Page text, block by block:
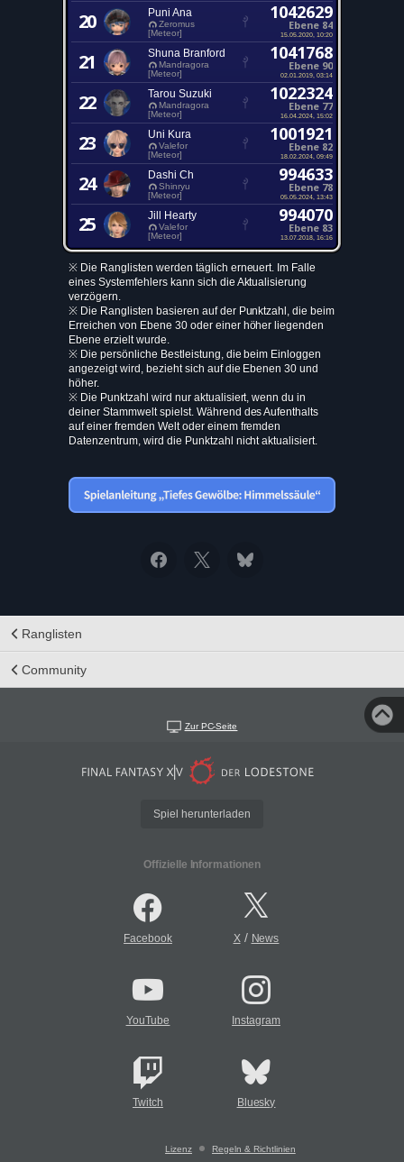
20 Puni Ana
Zeromus
[Meteor]
1042629
Ebene 84
15.05.2020, 10:20
21 Shuna Branford
Mandragora
[Meteor]
1041768
Ebene 90
02.01.2019, 03:14
22 Tarou Suzuki
Mandragora
[Meteor]
1022324
Ebene 77
16.04.2024, 15:02
23 Uni Kura
Valefor
[Meteor]
1001921
Ebene 82
18.02.2024, 09:49
24 Dashi Ch
Shinryu
[Meteor]
994633
Ebene 78
05.05.2024, 13:43
25 Jill Hearty
Valefor
[Meteor]
994070
Ebene 83
13.07.2018, 16:16
※ Die Ranglisten werden täglich erneuert. Im Falle
eines Systemfehlers kann sich die Aktualisierung
verzögern.
※ Die Ranglisten basieren auf der Punktzahl, die beim
Erreichen von Ebene 30 oder einer höher liegenden
Ebene erzielt wurde.
※ Die persönliche Bestleistung, die beim Einloggen
angezeigt wird, bezieht sich auf die Ebenen 30 und
höher.
※ Die Punktzahl wird nur aktualisiert, wenn du in
deiner Stammwelt spielst. Während des Aufenthalts
auf einer fremden Welt oder einem fremden
Datenzentrum, wird die Punktzahl nicht aktualisiert.
Ranglisten
Community
Zur PC-Seite
Spiel herunterladen
Offizielle Informationen
Facebook X/ News
YouTube Instagram
Twitch Bluesky
Lizenz Regeln & Richtlinien